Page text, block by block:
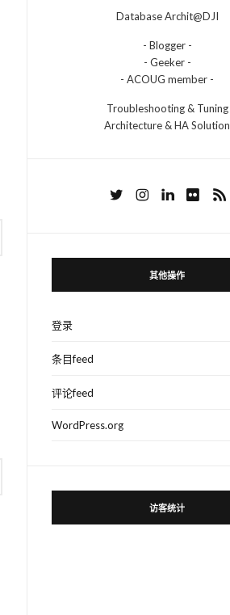
Database Archit@DJI
- Blogger -
- Geeker -
- ACOUG member -
Troubleshooting & Tuning
Architecture & HA Solution
其他操作
登录
条目feed
评论feed
WordPress.org
访客统计